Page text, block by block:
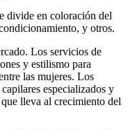
divide en coloración del
y otros.
Los servicios de
y estilismo para
las mujeres. Los
especializados y
lleva al crecimiento del